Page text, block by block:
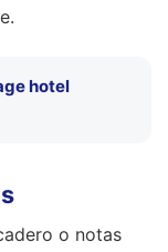
hotel
o notas